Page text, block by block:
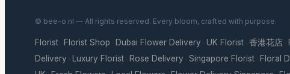
© bee-o.nl — All rights reserved. Every bloom, crafted with purpose.
Florist · Florist Shop · Dubai Flower Delivery · UK Florist · 香港花店 ·
Delivery · Luxury Florist · Rose Delivery · Singapore Florist · Floral